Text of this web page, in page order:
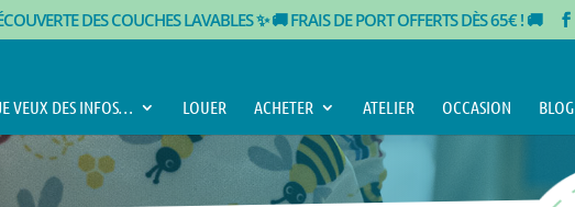
DES COUCHES LAVABLES ✨🚚 FRAIS DE PORT OFFERTS DÈS 65€ ! 🚚
VEUX DES INFOS… LOUER ACHETER ATELIER OCCASION BLOG